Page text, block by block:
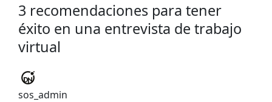
3 recomendaciones para tener
éxito en una entrevista de trabajo
virtual
sos_admin